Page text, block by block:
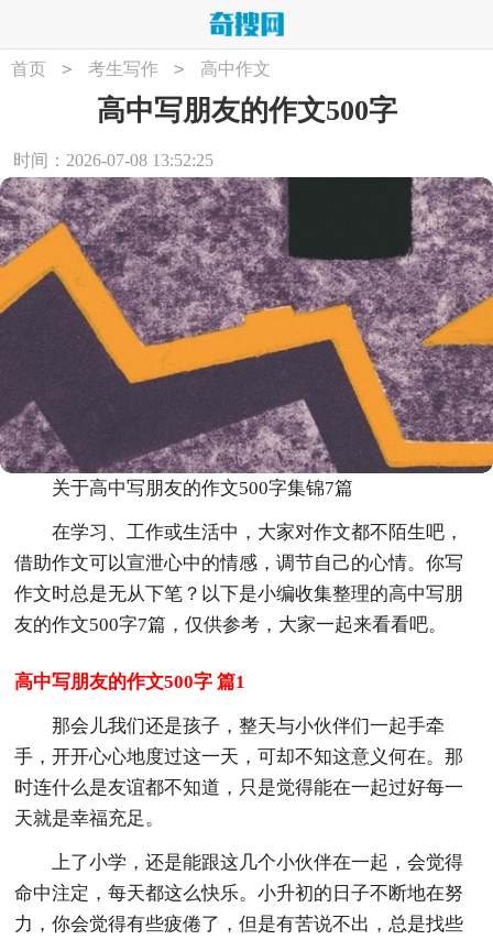
首页 > 考生写作 > 高中作文
高中写朋友的作文500字
时间：2026-07-08 13:52:25
关于高中写朋友的作文500字集锦7篇
在学习、工作或生活中，大家对作文都不陌生吧，
借助作文可以宣泄心中的情感，调节自己的心情。你写
作文时总是无从下笔？以下是小编收集整理的高中写朋
友的作文500字7篇，仅供参考，大家一起来看看吧。
高中写朋友的作文500字 篇1
那会儿我们还是孩子，整天与小伙伴们一起手牵
手，开开心心地度过这一天，可却不知这意义何在。那
时连什么是友谊都不知道，只是觉得能在一起过好每一
天就是幸福充足。
上了小学，还是能跟这几个小伙伴在一起，会觉得
命中注定，每天都这么快乐。小升初的日子不断地在努
力，你会觉得有些疲倦了，但是有苦说不出，总是找些